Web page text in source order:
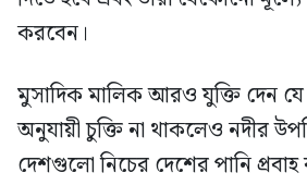
করবেন।
মুসাদিক মালিক আরও যুক্তি দেন যে
অনুযায়ী চুক্তি না থাকলেও নদীর
দেশগুলো নিচের দেশের পানি প্রবাহ